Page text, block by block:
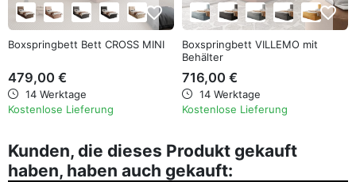
favorite_border
Boxspringbett Bett CROSS MINI
479,00 €
14 Werktage
Kostenlose Lieferung
favorite_border
Boxspringbett VILLEMO mit
Behälter
716,00 €
14 Werktage
Kostenlose Lieferung
Kunden, die dieses Produkt gekauft
haben, haben auch gekauft: